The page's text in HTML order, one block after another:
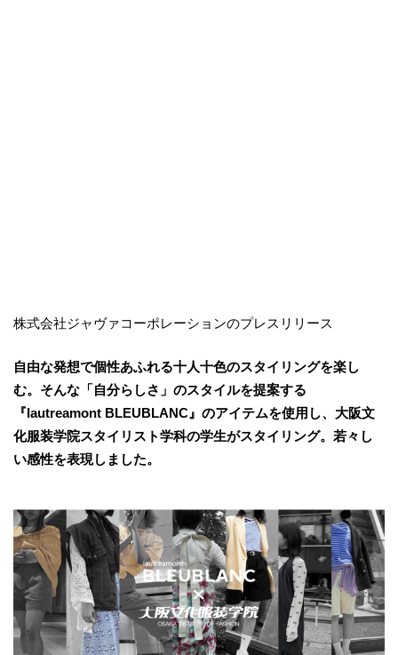
株式会社ジャヴァコーポレーションのプレスリリース
自由な発想で個性あふれる十人十色のスタイリングを楽し
む。そんな「自分らしさ」のスタイルを提案する
『lautreamont BLEUBLANC』のアイテムを使用し、大阪文
化服装学院スタイリスト学科の学生がスタイリング。若々し
い感性を表現しました。